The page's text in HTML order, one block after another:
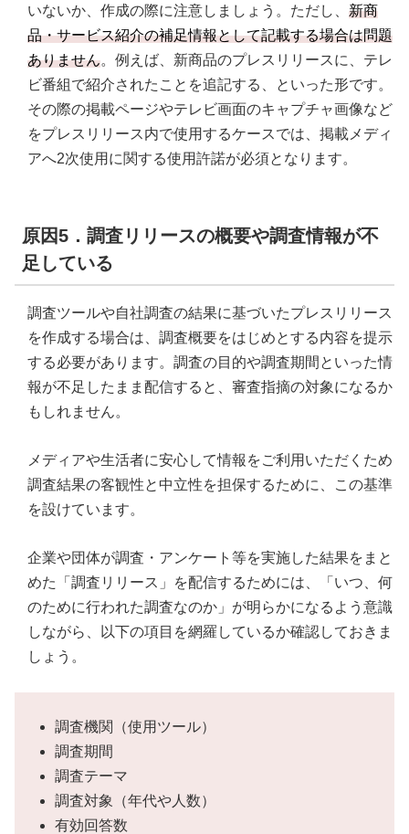
いないか、作成の際に注意しましょう。ただし、 新商
品・サービス紹介の補足情報として記載する場合は問題
ありません。例えば、新商品のプレスリリースに、テレ
ビ番組で紹介されたことを追記する、といった形です。
その際の掲載ページやテレビ画面のキャプチャ画像など
をプレスリリース内で使用するケースでは、掲載メディ
アへ2次使用に関する使用許諾が必須となります。
原因5．調査リリースの概要や調査情報が不
足している
調査ツールや自社調査の結果に基づいたプレスリリース
を作成する場合は、調査概要をはじめとする内容を提示
する必要があります。調査の目的や調査期間といった情
報が不足したまま配信すると、審査指摘の対象になるか
もしれません。
メディアや生活者に安心して情報をご利用いただくため
調査結果の客観性と中立性を担保するために、この基準
を設けています。
企業や団体が調査・アンケート等を実施した結果をまと
めた「調査リリース」を配信するためには、「いつ、何
のために行われた調査なのか」が明らかになるよう意識
しながら、以下の項目を網羅しているか確認しておきま
しょう。
調査機関（使用ツール）
調査期間
調査テーマ
調査対象（年代や人数）
有効回答数